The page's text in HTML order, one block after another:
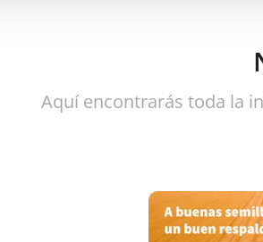
Aquí encontrarás toda la